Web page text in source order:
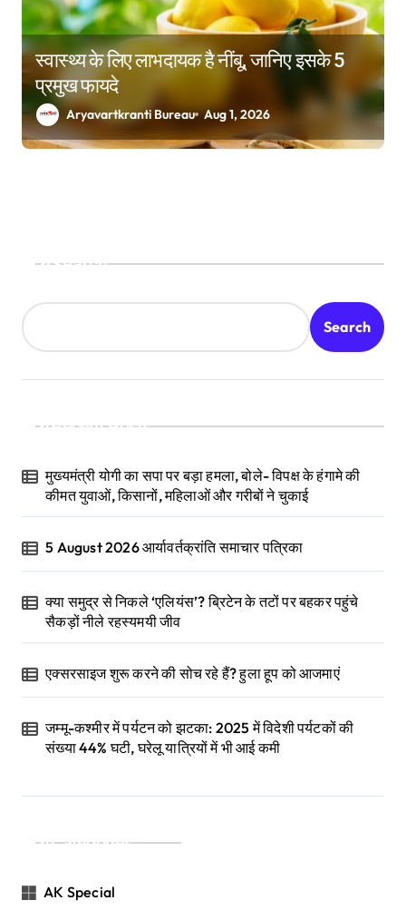
स्वास्थ्य के लिए लाभदायक है नींबू, जानिए इसके 5
प्रमुख फायदे
Aryavartkranti Bureau Aug 1, 2026
Search
Search
Recent Posts
मुख्यमंत्री योगी का सपा पर बड़ा हमला, बोले- विपक्ष के हंगामे की
कीमत युवाओं, किसानों, महिलाओं और गरीबों ने चुकाई
5 August 2026 आर्यावर्तक्रांति समाचार पत्रिका
क्या समुद्र से निकले ‘एलियंस’? ब्रिटेन के तटों पर बहकर पहुंचे
सैकड़ों नीले रहस्यमयी जीव
एक्सरसाइज शुरू करने की सोच रहे हैं? हुला हूप को आजमाएं
जम्मू-कश्मीर में पर्यटन को झटका: 2025 में विदेशी पर्यटकों की
संख्या 44% घटी, घरेलू यात्रियों में भी आई कमी
Categories
AK Special